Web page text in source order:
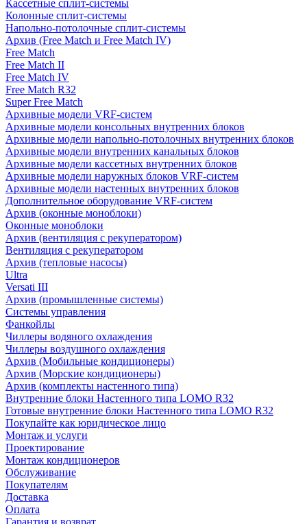
Кассетные сплит-системы
Колонные сплит-системы
Напольно-потолочные сплит-системы
Архив (Free Match и Free Match IV)
Free Match
Free Match II
Free Match IV
Free Match R32
Super Free Match
Архивные модели VRF-систем
Архивные модели консольных внутренних блоков
Архивные модели напольно-потолочных внутренних блоков
Архивные модели внутренних канальных блоков
Архивные модели кассетных внутренних блоков
Архивные модели наружных блоков VRF-систем
Архивные модели настенных внутренних блоков
Дополнительное оборудование VRF-систем
Архив (оконные моноблоки)
Оконные моноблоки
Архив (вентиляция с рекуператором)
Вентиляция с рекуператором
Архив (тепловые насосы)
Ultra
Versati III
Архив (промышленные системы)
Системы управления
Фанкойлы
Чиллеры водяного охлаждения
Чиллеры воздушного охлаждения
Архив (Мобильные кондиционеры)
Архив (Морские кондиционеры)
Архив (комплекты настенного типа)
Внутренние блоки Настенного типа LOMO R32
Готовые внутренние блоки Настенного типа LOMO R32
Покупайте как юридическое лицо
Монтаж и услуги
Проектирование
Монтаж кондиционеров
Обслуживание
Покупателям
Доставка
Оплата
Гарантия и возврат